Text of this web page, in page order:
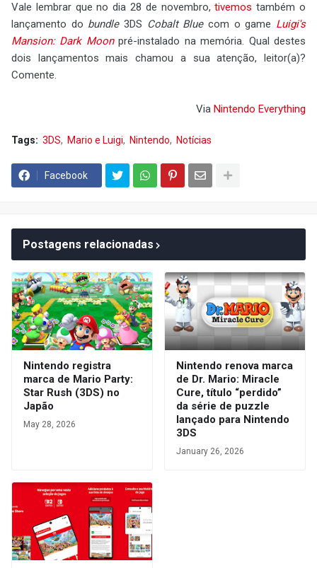
Vale lembrar que no dia 28 de novembro,tivemos também o
lançamento do bundle3DS Cobalt Bluecom o game Luigi's
Mansion: Dark Moonpré-instalado na memória. Qual destes
dois lançamentos mais chamou a sua atenção, leitor(a)?
Comente.
Via Nintendo Everything
Tags: 3DS Mario e Luigi Nintendo Notícias
Facebook
Postagens relacionadas
Nintendo registra
marca de Mario Party:
Star Rush (3DS) no
Japão
May 28, 2026
Nintendo renova marca
de Dr. Mario: Miracle
Cure, título “perdido”
da série de puzzle
lançado para Nintendo
3DS
January 26, 2026